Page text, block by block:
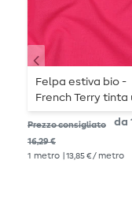
Felpa estiva bio -
French Terry tinta
fucsia 033
Prezzo consigliato
16,29 €
da
1 metro | 13,85 € / metro